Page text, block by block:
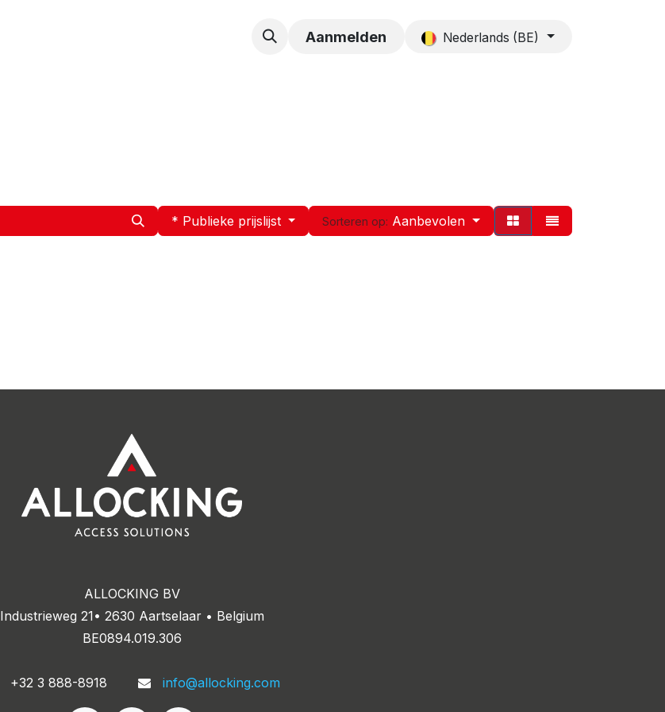
Vacatures Contact
Aanmelden Nederlands (BE)
* Publieke prijslijst Sorteren op: Aanbevolen
ALLOCKING BV
Industrieweg 21• 2630 Aartselaar • Belgium
BE0894.019.306
+32 3 888-8918 info@allocking.com